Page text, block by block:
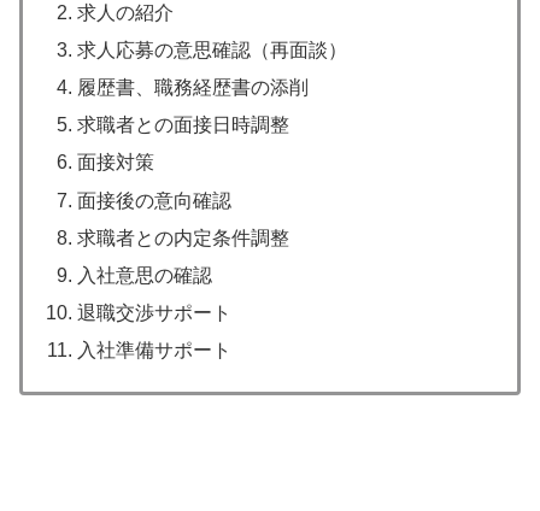
求人の紹介
求人応募の意思確認（再面談）
履歴書、職務経歴書の添削
求職者との面接日時調整
面接対策
面接後の意向確認
求職者との内定条件調整
入社意思の確認
退職交渉サポート
入社準備サポート